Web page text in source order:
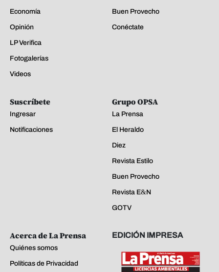
Economía
Opinión
LP Verifica
Fotogalerías
Videos
Buen Provecho
Conéctate
Suscríbete
Ingresar
Notificaciones
Grupo OPSA
La Prensa
El Heraldo
Diez
Revista Estilo
Buen Provecho
Revista E&N
GOTV
Acerca de La Prensa
Quiénes somos
Políticas de Privacidad
EDICIÓN IMPRESA